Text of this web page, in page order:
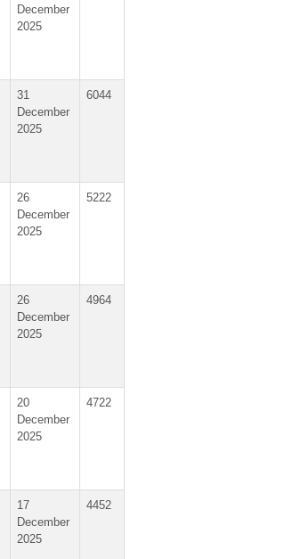
December
2025
31
December
2025
6044
26
December
2025
5222
26
December
2025
4964
20
December
2025
4722
17
December
2025
4452